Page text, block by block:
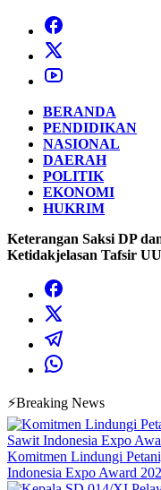
BERANDA
PENDIDIKAN
NASIONAL
DAERAH
POLITIK
EKONOMI
HUKRIM
Keterangan Saksi DP
Ketidakjelasan Tafsir
⚡Breaking News
Komitmen Lindungi
Indonesia Expo Award